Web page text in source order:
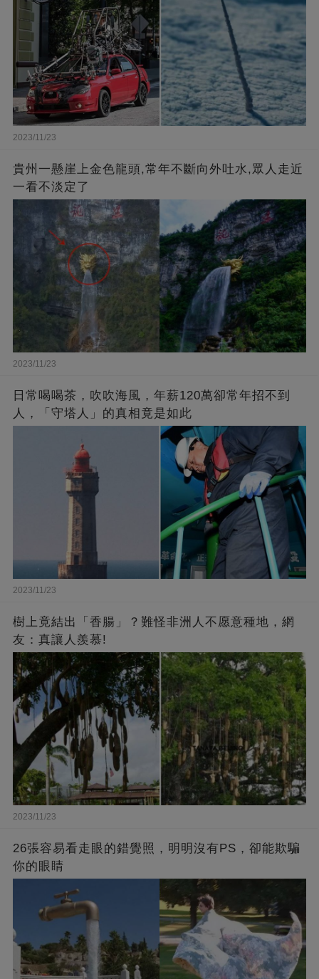
2023/11/23
貴州一懸崖上金色龍頭,常年不斷向外吐水,眾人走近
一看不淡定了
2023/11/23
日常喝喝茶，吹吹海風，年薪120萬卻常年招不到
人，「守塔人」的真相竟是如此
2023/11/23
樹上竟結出「香腸」？難怪非洲人不愿意種地，網
友：真讓人羨慕!
2023/11/23
26張容易看走眼的錯覺照，明明沒有PS，卻能欺騙
你的眼睛